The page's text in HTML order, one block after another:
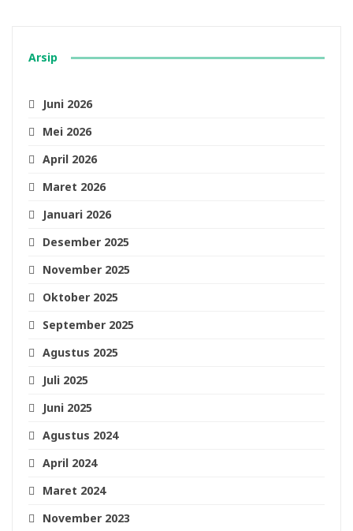
Arsip
Juni 2026
Mei 2026
April 2026
Maret 2026
Januari 2026
Desember 2025
November 2025
Oktober 2025
September 2025
Agustus 2025
Juli 2025
Juni 2025
Agustus 2024
April 2024
Maret 2024
November 2023